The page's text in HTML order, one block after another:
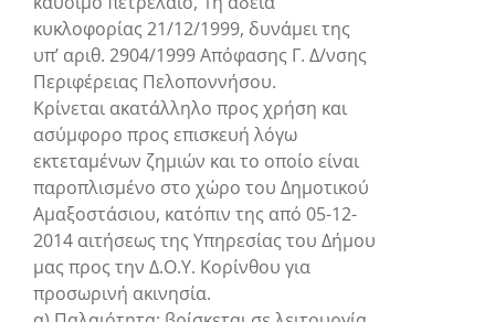
κυκλοφορίας 21/12/1999, δυνάμει της
υπ’ αριθ. 2904/1999 Απόφασης Γ. Δ/νσης
Περιφέρειας Πελοποννήσου.
Κρίνεται ακατάλληλο προς χρήση και
ασύμφορο προς επισκευή λόγω
εκτεταμένων ζημιών και το οποίο είναι
παροπλισμένο στο χώρο του Δημοτικού
Αμαξοστάσιου, κατόπιν της από 05-12-
2014 αιτήσεως της Υπηρεσίας του Δήμου
μας προς την Δ.Ο.Υ. Κορίνθου για
προσωρινή ακινησία.